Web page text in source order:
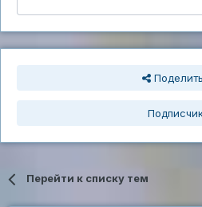
Перейти к списку тем